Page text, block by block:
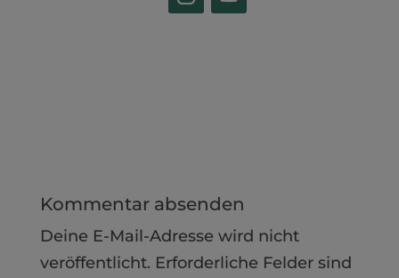
Kommentar absenden
Deine E-Mail-Adresse wird nicht
veröffentlicht. Erforderliche Felder sind